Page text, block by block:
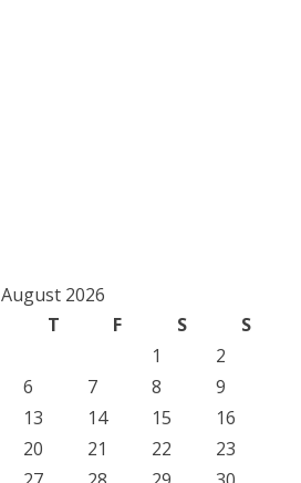
August 2026
T F S
S
1
2
6 7 8
9
13 14 15
16
20 21 22
23